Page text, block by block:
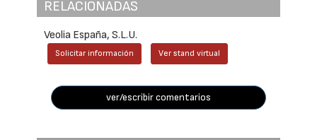
RELACIONADAS
Veolia España, S.L.U.
Solicitar información Ver stand virtual
ver/escribir comentarios